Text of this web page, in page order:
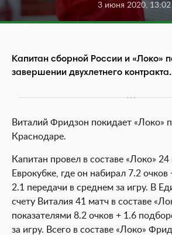
3 июня 2020, 13:02
Капитан сборной России и «Локо»
завершении двухлетнего контракта.
Виталий Фридзон покидает «Локо»
Краснодаре.
Капитан провел в составе «Локо» 24
Еврокубке, где он набирал 7.2
2.1 передачи в среднем за игру. В
счету Виталия 41 матч в составе
показателями 8.2 очков + 1.6
за игру. Всего в составе «Локо»